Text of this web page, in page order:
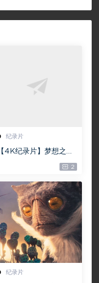
纪录片
【4K纪录片】梦想之
大：构建我们的世界
2
纪录片